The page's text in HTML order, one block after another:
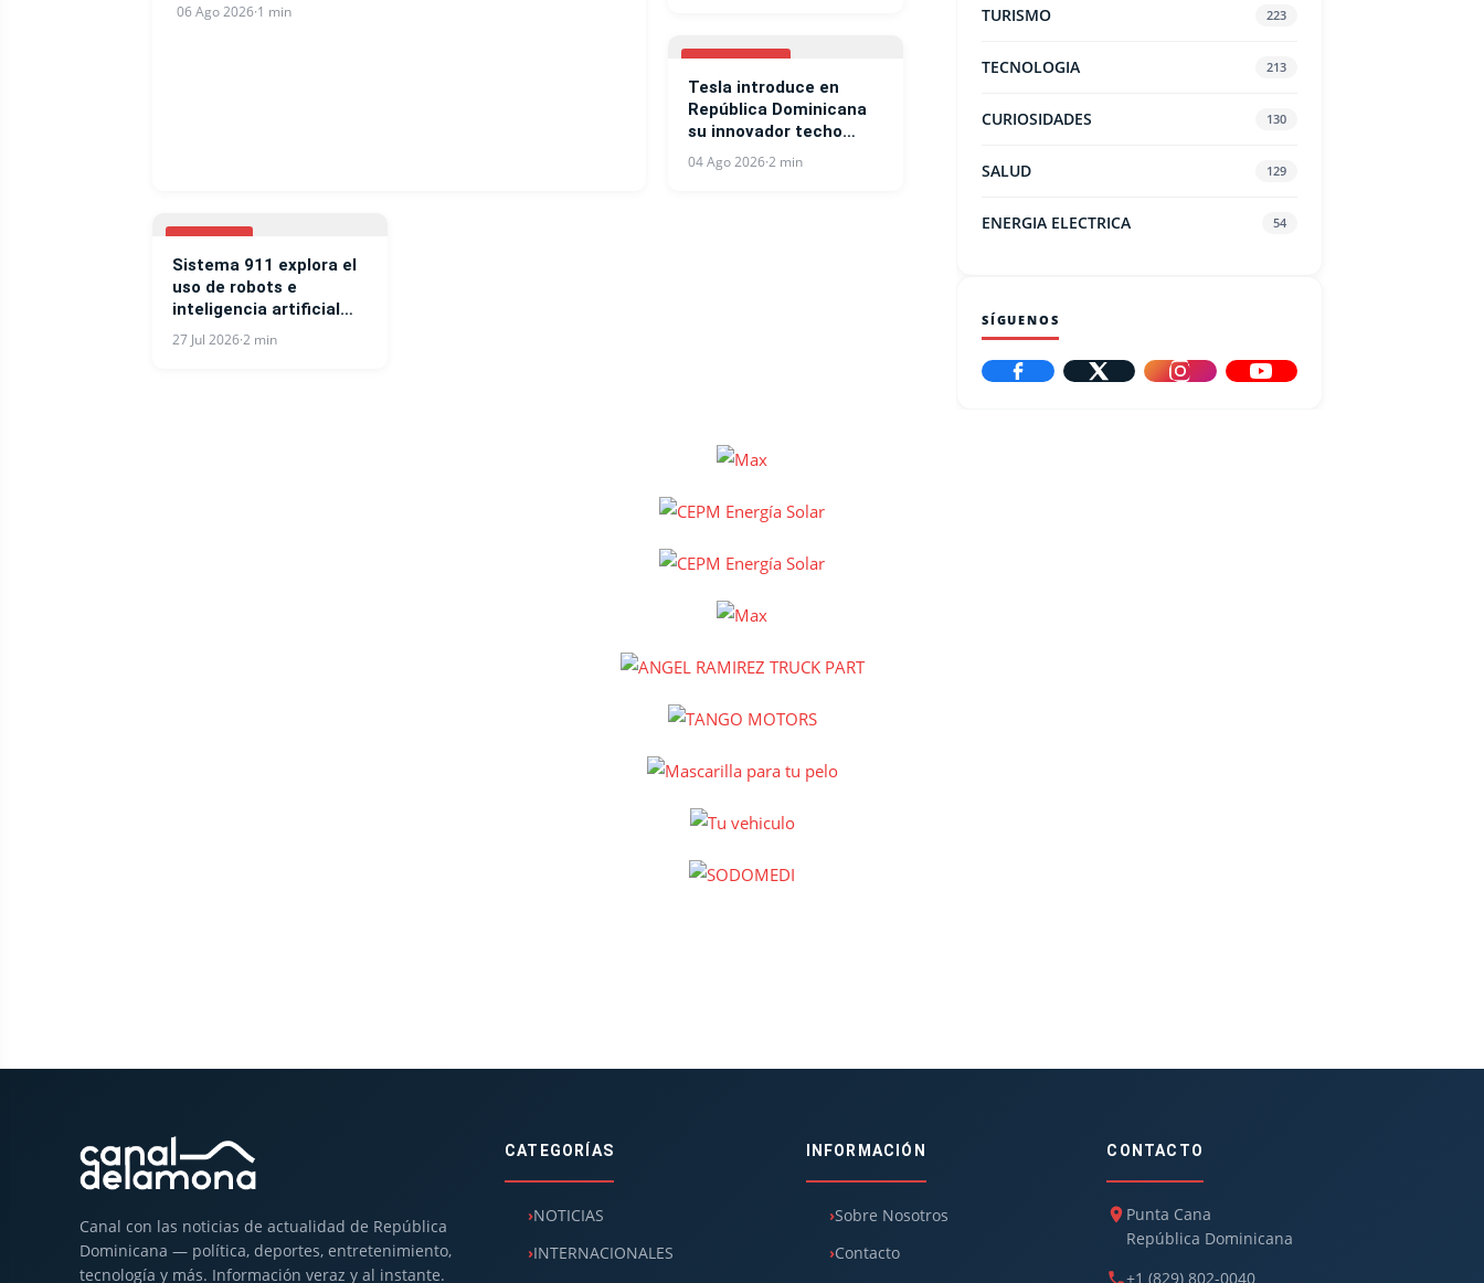
06 Ago 2026·1 min
TECNOLOGIA
Tesla introduce en
República Dominicana
su innovador techo
Solar Roof
04 Ago 2026·2 min
NOTICIAS
Sistema 911 explora el
uso de robots e
inteligencia artificial
para fortalecer la
respuesta a
27 Jul 2026·2 min
TURISMO 223
TECNOLOGIA 213
CURIOSIDADES 130
SALUD 129
ENERGIA ELECTRICA 54
SÍGUENOS
Canal con las noticias de actualidad de República
Dominicana — política, deportes, entretenimiento,
tecnología y más. Información veraz y al instante.
CATEGORÍAS
NOTICIAS
INTERNACIONALES
INFORMACIÓN
Sobre Nosotros
Contacto
CONTACTO
Punta Cana
República Dominicana
+1 (829) 802-0040